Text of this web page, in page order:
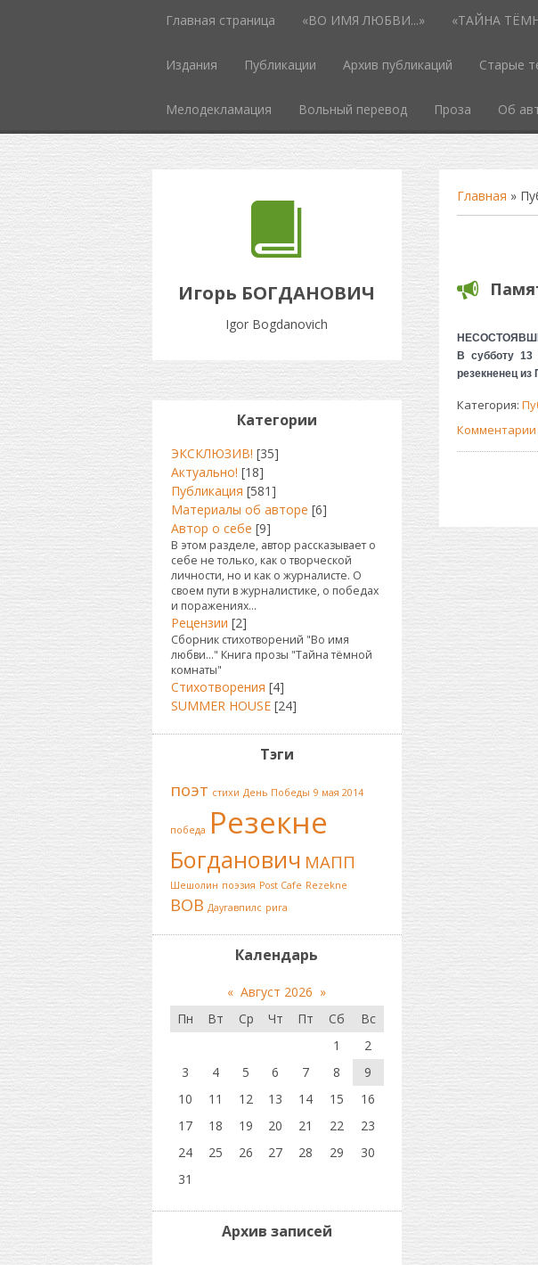
Главная страница «ВО ИМЯ ЛЮБВИ...» «ТАЙНА
Издания Публикации Архив публикаций Старые
Мелодекламация Вольный перевод Проза Об
Игорь БОГДАНОВИЧ
Igor Bogdanovich
Главная »
В субботу 13
резекненец
Категория:
Комментарии
Категории
ЭКСКЛЮЗИВ! [35]
Актуально! [18]
Публикация [581]
Материалы об авторе [6]
Автор о себе [9]
В этом разделе, автор рассказывает о
себе не только, как о творческой
личности, но и как о журналисте. О
своем пути в журналистике, о победах
и поражениях...
Рецензии [2]
Сборник стихотворений "Во имя
любви..." Книга прозы "Тайна тёмной
комнаты"
Стихотворения [4]
SUMMER HOUSE [24]
Тэги
поэт стихи День Победы 9 мая 2014
победа Резекне
Богданович МАПП
Шешолин поэзия Post Cafe Rezekne
ВОВ Даугавпилс рига
Календарь
« Август 2026 »
Пн
Вт Ср Чт Пт Сб
Вс
1
2
3
4 5 6 7 8
9
10
11 12 13 14 15
16
17
18 19 20 21 22
23
24
25 26 27 28 29
30
31
Архив записей